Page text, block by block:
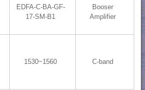
EDFA-C-BA-GF-
17-SM-B1
Booser
Amplifier
1530~1560 C-band